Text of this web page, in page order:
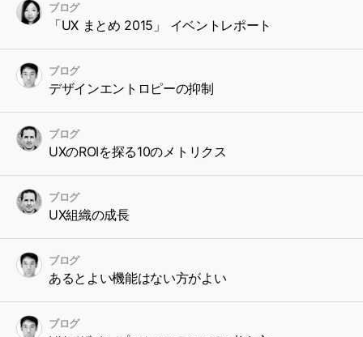
ブログ
「UX まとめ 2015」 イベントレポート
ブログ
デザインエントロピーの抑制
ブログ
UXのROIを探る10のメトリクス
ブログ
UX組織の成長
ブログ
あるとよい機能はない方がよい
ブログ